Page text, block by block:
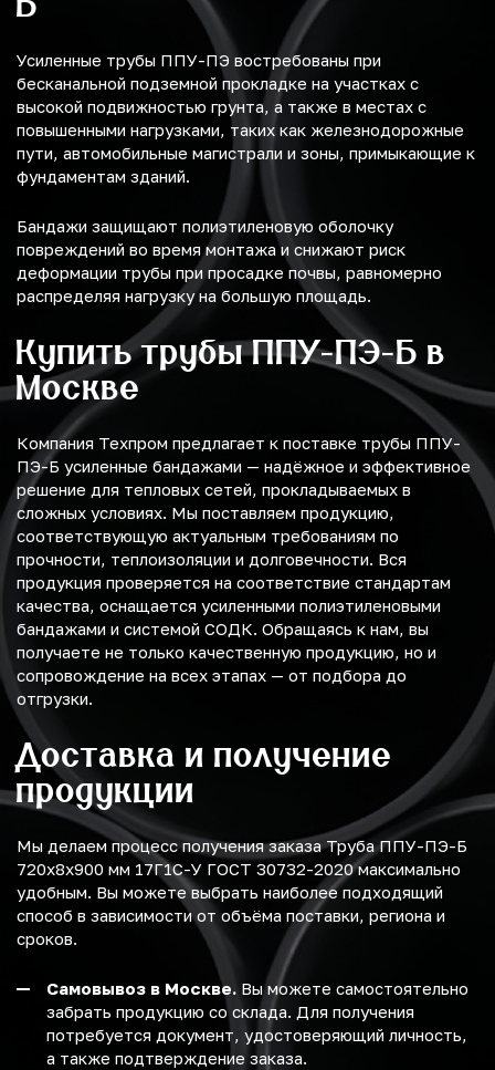
Усиленные трубы ППУ-ПЭ востребованы при
бесканальной подземной прокладке на участках с
высокой подвижностью грунта, а также в местах с
повышенными нагрузками, таких как железнодорожные
пути, автомобильные магистрали и зоны, примыкающие к
фундаментам зданий.
Бандажи защищают полиэтиленовую оболочку
повреждений во время монтажа и снижают риск
деформации трубы при просадке почвы, равномерно
распределяя нагрузку на большую площадь.
Купить трубы ППУ-ПЭ-Б в
Москве
Компания Техпром предлагает к поставке трубы ППУ-
ПЭ-Б усиленные бандажами — надёжное и эффективное
решение для тепловых сетей, прокладываемых в
сложных условиях. Мы поставляем продукцию,
соответствующую актуальным требованиям по
прочности, теплоизоляции и долговечности. Вся
продукция проверяется на соответствие стандартам
качества, оснащается усиленными полиэтиленовыми
бандажами и системой СОДК. Обращаясь к нам, вы
получаете не только качественную продукцию, но и
сопровождение на всех этапах — от подбора до
отгрузки.
Доставка и получение
продукции
Мы делаем процесс получения заказа Труба ППУ-ПЭ-Б
720х8х900 мм 17Г1С-У ГОСТ 30732-2020 максимально
удобным. Вы можете выбрать наиболее подходящий
способ в зависимости от объёма поставки, региона и
сроков.
Самовывоз в Москве. Вы можете самостоятельно
забрать продукцию со склада. Для получения
потребуется документ, удостоверяющий личность,
а также подтверждение заказа.